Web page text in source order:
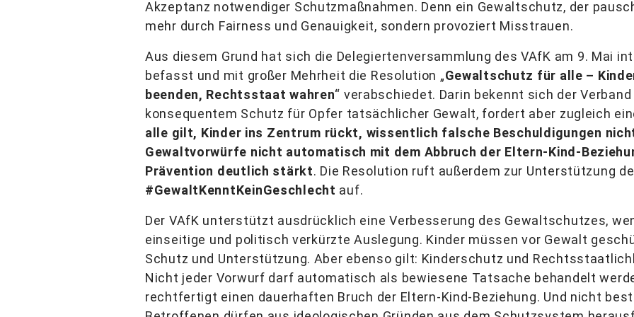
Akzeptanz notwendiger Schutzmaßnahmen. Denn ein Gewaltschutz, der
mehr durch Fairness und Genauigkeit, sondern provoziert Misstrauen.
Aus diesem Grund hat sich die Delegiertenversammlung des VAfK am 9. Mai
befasst und mit großer Mehrheit die Resolution „Gewaltschutz für alle –
beenden, Rechtsstaat wahren“ verabschiedet. Darin bekennt sich der
konsequentem Schutz für Opfer tatsächlicher Gewalt, fordert aber zugleich
alle gilt, Kinder ins Zentrum rückt, wissentlich falsche Beschuldigungen
Gewaltvorwürfe nicht automatisch mit dem Abbruch der Eltern-Kind-
Prävention deutlich stärkt. Die Resolution ruft außerdem zur Unterstützung
#GewaltKenntKeinGeschlecht auf.
Der VAfK unterstützt ausdrücklich eine Verbesserung des Gewaltschutzes,
einseitige und politisch verkürzte Auslegung. Kinder müssen vor Gewalt
Schutz und Unterstützung. Aber ebenso gilt: Kinderschutz und
Nicht jeder Vorwurf darf automatisch als bewiesene Tatsache behandelt
rechtfertigt einen dauerhaften Bruch der Eltern-Kind-Beziehung. Und nicht